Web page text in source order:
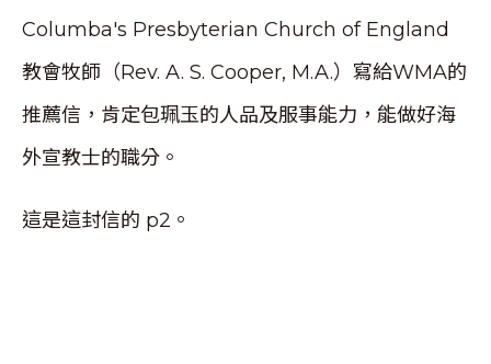
Columba's Presbyterian Church of England
教會牧師（Rev. A. S. Cooper, M.A.）寫給WMA的
推薦信，肯定包珮玉的人品及服事能力，能做好海
外宣教士的職分。
這是這封信的 p2。